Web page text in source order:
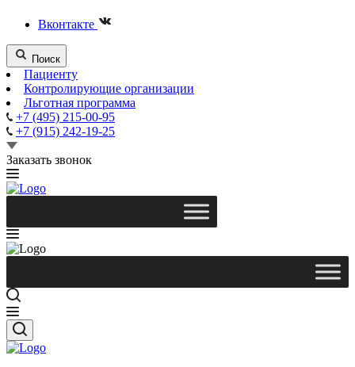
Вконтакте
Поиск
Пациенту
Контролирующие организации
Льготная программа
+7 (495) 215-00-95
+7 (915) 242-19-25
Заказать звонок